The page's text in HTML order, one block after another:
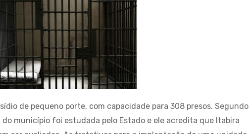
de pequeno porte, com capacidade para 308 presos. Segundo
município foi estudada pelo Estado e ele acredita que Itabira